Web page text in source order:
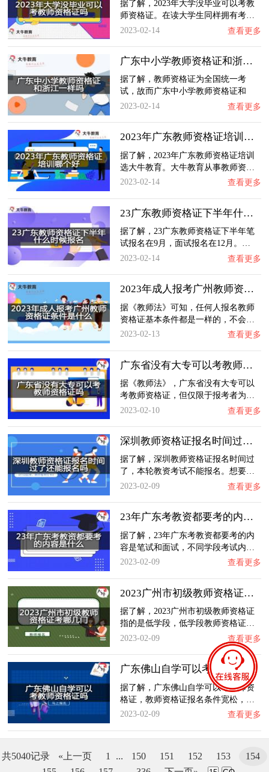
据了解，2023年大学没毕业可以考教
师资格证。在读大学生同样拥有考…
2023-02-14
查看更多
广东中小学教师资格证和浙江一样吗？
据了解，教师资格证为全国统一考
试，故而广东中小学教师资格证和
浙…
2023-02-14 查看更多
2023年广东教师资格证培训哪个好？
据了解，2023年广东教师资格证培训
选大牛教育。大牛教育从事教师资…
2023-02-14
查看更多
23广东教师资格证下半年什么时候报名？
据了解，23广东教师资格证下半年笔
试报名在9月，面试报名在12月。…
2023-02-14
查看更多
2023年成人报考广州教师资格证条件是什么？
据《教师法》可知，任何人报名教师
资格证基本条件都是一样的，不会…
2023-02-13
查看更多
广东省没有大专可以考教师资格证吗？
据《教师法》，广东省没有大专可以
考教师资格证，但仅限于报考者为…
2023-02-10
查看更多
深圳教师资格证报名时间过了还能报名吗？
据了解，深圳教师资格证报名时间过
了，本轮教资考试不能报名。想要…
2023-02-09
查看更多
23年广东考教资都要考的内容是什么？
据了解，23年广东考教资都要考的内
容是笔试和面试，不同学段考试内…
2023-02-09
查看更多
2023广州市初级教师资格证考哪几门？
据了解，2023广州市初级教师资格证
指的是低学段，低学段教师资格证…
2023-02-09
查看更多
据了解，广东佛山自学可以考教师资
格证，教师资格证报名条件宽松，…
2023-02-09
查看更多
共5040记录 «上一页 1 ... 150 151 152 153
154